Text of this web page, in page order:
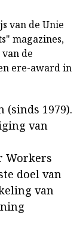
van de Unie
magazines,
de
ere-award in
1979).
van
Workers
doel van
van